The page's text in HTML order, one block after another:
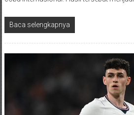
Baca selengkapnya